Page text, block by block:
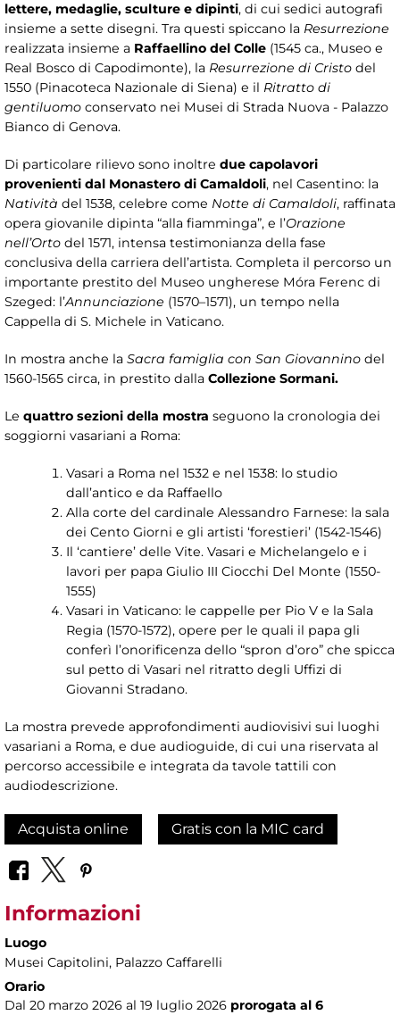
lettere, medaglie, sculture e dipinti, di cui sedici autografi
insieme a sette disegni. Tra questi spiccano la Resurrezione
realizzata insieme a Raffaellino del Colle (1545 ca., Museo e
Real Bosco di Capodimonte), la Resurrezione di Cristo del
1550 (Pinacoteca Nazionale di Siena) e il Ritratto di
gentiluomo conservato nei Musei di Strada Nuova - Palazzo
Bianco di Genova.
Di particolare rilievo sono inoltre due capolavori
provenienti dal Monastero di Camaldoli, nel Casentino: la
Natività del 1538, celebre come Notte di Camaldoli, raffinata
opera giovanile dipinta “alla fiamminga”, e l’Orazione
nell’Orto del 1571, intensa testimonianza della fase
conclusiva della carriera dell’artista. Completa il percorso un
importante prestito del Museo ungherese Móra Ferenc di
Szeged: l’Annunciazione (1570–1571), un tempo nella
Cappella di S. Michele in Vaticano.
In mostra anche la Sacra famiglia con San Giovannino del
1560-1565 circa, in prestito dalla Collezione Sormani.
Le quattro sezioni della mostra seguono la cronologia dei
soggiorni vasariani a Roma:
Vasari a Roma nel 1532 e nel 1538: lo studio
dall’antico e da Raffaello
Alla corte del cardinale Alessandro Farnese: la sala
dei Cento Giorni e gli artisti ‘forestieri’ (1542-1546)
Il ‘cantiere’ delle Vite. Vasari e Michelangelo e i
lavori per papa Giulio III Ciocchi Del Monte (1550-
1555)
Vasari in Vaticano: le cappelle per Pio V e la Sala
Regia (1570-1572), opere per le quali il papa gli
conferì l’onorificenza dello “spron d’oro” che spicca
sul petto di Vasari nel ritratto degli Uffizi di
Giovanni Stradano.
La mostra prevede approfondimenti audiovisivi sui luoghi
vasariani a Roma, e due audioguide, di cui una riservata al
percorso accessibile e integrata da tavole tattili con
audiodescrizione.
Acquista online Gratis con la MIC card
Informazioni
Luogo
Musei Capitolini, Palazzo Caffarelli
Orario
Dal 20 marzo 2026 al 19 luglio 2026 prorogata al 6